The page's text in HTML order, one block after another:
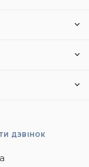
ДЗВІНОК